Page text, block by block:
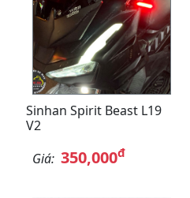
Sinhan Spirit Beast L19
V2
Giá: 350,000đ